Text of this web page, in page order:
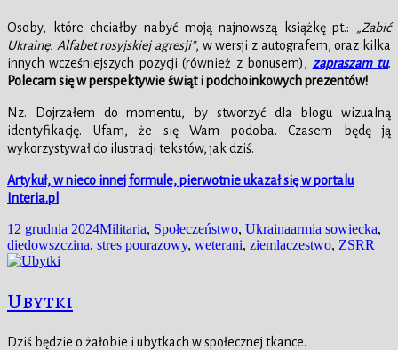
Osoby, które chciałby nabyć moją najnowszą książkę pt.:
„Zabić
Ukrainę. Alfabet rosyjskiej agresji”, w wersji z autografem, oraz kilka
innych wcześniejszych pozycji (również z bonusem), zapraszam tu.
Polecam się w perspektywie świąt i podchoinkowych prezentów!
Nz. Dojrzałem do momentu, by stworzyć dla blogu wizualną
identyfikację. Ufam, że się Wam podoba. Czasem będę ją
wykorzystywał do ilustracji tekstów, jak dziś.
Artykuł, w nieco innej formule, pierwotnie ukazał się w portalu
Interia.pl
Data
publikacji
12 grudnia 2024Kategorie
Militaria, Społeczeństwo, UkrainaTagi
armia sowiecka,
diedowszczina, stres pourazowy, weterani, ziemlaczestwo, ZSRR
Ubytki
Dziś będzie o żałobie i ubytkach w społecznej tkance.